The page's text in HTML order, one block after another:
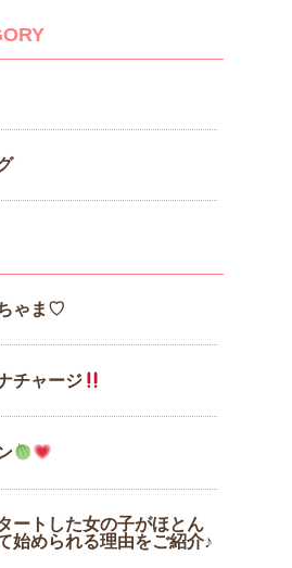
ゃま♡
チャージ
ートした女の子がほとん
始められる理由をご紹介♪